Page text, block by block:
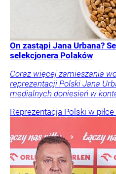
On zastąpi Jana Urbana?
selekcjonera Polaków
Coraz więcej zamieszania
reprezentacji Polski Jana
medialnych doniesień w
Reprezentacja Polski w